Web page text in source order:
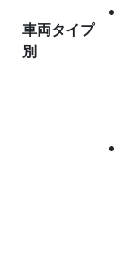
車両タイプ
別